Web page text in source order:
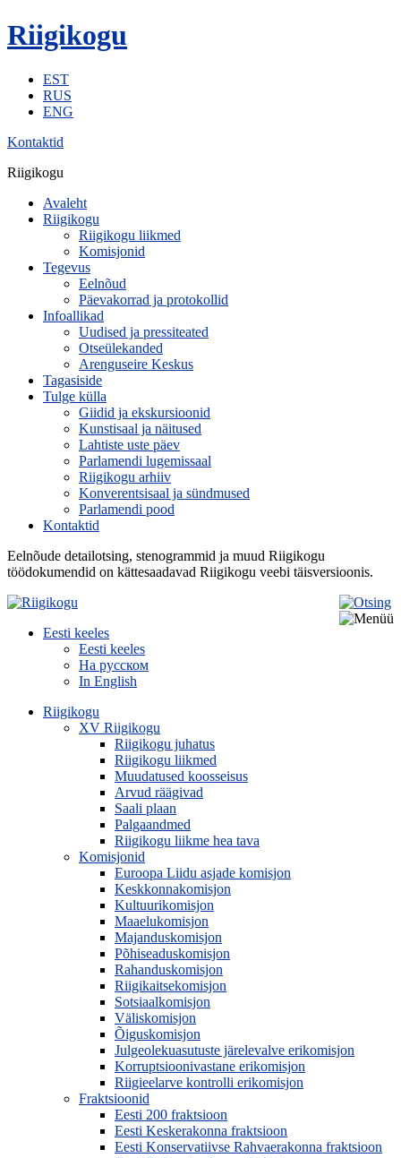
Riigikogu
EST
RUS
ENG
Kontaktid
Riigikogu
Avaleht
Riigikogu
Riigikogu liikmed
Komisjonid
Tegevus
Eelnõud
Päevakorrad ja protokollid
Infoallikad
Uudised ja pressiteated
Otseülekanded
Arenguseire Keskus
Tagasiside
Tulge külla
Giidid ja ekskursioonid
Kunstisaal ja näitused
Lahtiste uste päev
Parlamendi lugemissaal
Riigikogu arhiiv
Konverentsisaal ja sündmused
Parlamendi pood
Kontaktid
Eelnõude detailotsing, stenogrammid ja muud Riigikogu
töödokumendid on kättesaadavad Riigikogu veebi täisversioonis.
Eesti keeles
Eesti keeles
На русском
In English
Riigikogu
XV Riigikogu
Riigikogu juhatus
Riigikogu liikmed
Muudatused koosseisus
Arvud räägivad
Saali plaan
Palgaandmed
Riigikogu liikme hea tava
Komisjonid
Euroopa Liidu asjade komisjon
Keskkonnakomisjon
Kultuurikomisjon
Maaelukomisjon
Majanduskomisjon
Põhiseaduskomisjon
Rahanduskomisjon
Riigikaitsekomisjon
Sotsiaalkomisjon
Väliskomisjon
Õiguskomisjon
Julgeolekuasutuste järelevalve erikomisjon
Korruptsioonivastane erikomisjon
Riigieelarve kontrolli erikomisjon
Fraktsioonid
Eesti 200 fraktsioon
Eesti Keskerakonna fraktsioon
Eesti Konservatiivse Rahvaerakonna fraktsioon